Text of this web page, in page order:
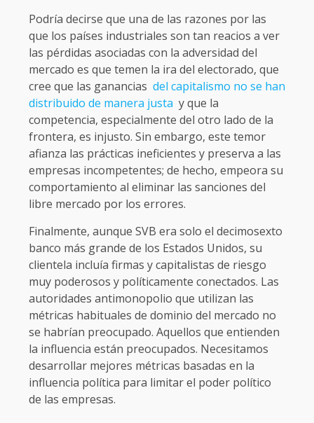
Podría decirse que una de las razones por las
que los países industriales son tan reacios a ver
las pérdidas asociadas con la adversidad del
mercado es que temen la ira del electorado, que
cree que las ganancias del capitalismo no se han
distribuido de manera justa y que la
competencia, especialmente del otro lado de la
frontera, es injusto. Sin embargo, este temor
afianza las prácticas ineficientes y preserva a las
empresas incompetentes; de hecho, empeora su
comportamiento al eliminar las sanciones del
libre mercado por los errores.
Finalmente, aunque SVB era solo el decimosexto
banco más grande de los Estados Unidos, su
clientela incluía firmas y capitalistas de riesgo
muy poderosos y políticamente conectados. Las
autoridades antimonopolio que utilizan las
métricas habituales de dominio del mercado no
se habrían preocupado. Aquellos que entienden
la influencia están preocupados. Necesitamos
desarrollar mejores métricas basadas en la
influencia política para limitar el poder político
de las empresas.